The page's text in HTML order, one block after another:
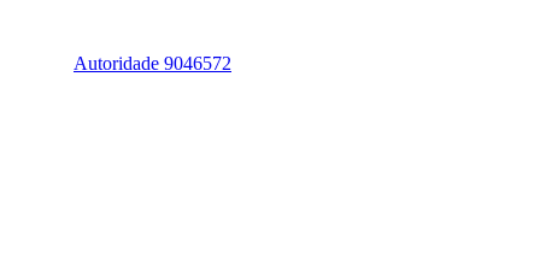
Autoridade 9046572